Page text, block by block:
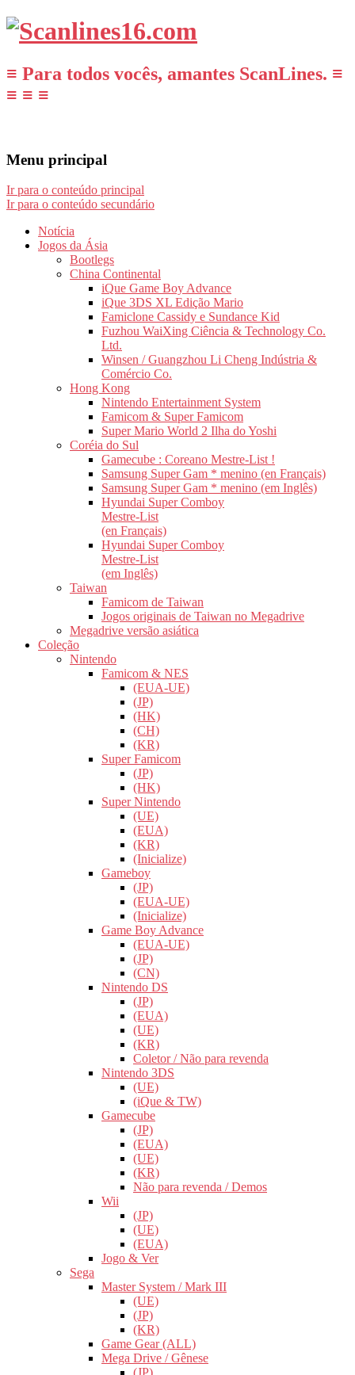
≡ Para todos vocês, amantes ScanLines. ≡
≡ ≡ ≡
Menu principal
Ir para o conteúdo principal
Ir para o conteúdo secundário
Notícia
Jogos da Ásia
Bootlegs
China Continental
iQue Game Boy Advance
iQue 3DS XL Edição Mario
Famiclone Cassidy e Sundance Kid
Fuzhou WaiXing Ciência & Technology Co.
Ltd.
Winsen / Guangzhou Li Cheng Indústria &
Comércio Co.
Hong Kong
Nintendo Entertainment System
Famicom & Super Famicom
Super Mario World 2 Ilha do Yoshi
Coréia do Sul
Gamecube : Coreano Mestre-List !
Samsung Super Gam * menino (en Français)
Samsung Super Gam * menino (em Inglês)
Hyundai Super Comboy
Mestre-List
(en Français)
Hyundai Super Comboy
Mestre-List
(em Inglês)
Taiwan
Famicom de Taiwan
Jogos originais de Taiwan no Megadrive
Megadrive versão asiática
Coleção
Nintendo
Famicom & NES
(EUA-UE)
(JP)
(HK)
(CH)
(KR)
Super Famicom
(JP)
(HK)
Super Nintendo
(UE)
(EUA)
(KR)
(Inicialize)
Gameboy
(JP)
(EUA-UE)
(Inicialize)
Game Boy Advance
(EUA-UE)
(JP)
(CN)
Nintendo DS
(JP)
(EUA)
(UE)
(KR)
Coletor / Não para revenda
Nintendo 3DS
(UE)
(iQue & TW)
Gamecube
(JP)
(EUA)
(UE)
(KR)
Não para revenda / Demos
Wii
(JP)
(UE)
(EUA)
Jogo & Ver
Sega
Master System / Mark III
(UE)
(JP)
(KR)
Game Gear (ALL)
Mega Drive / Gênese